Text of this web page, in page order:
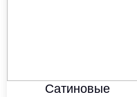
Сатиновые